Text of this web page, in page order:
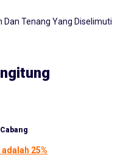
Dan Tenang Yang Diselimuti
ngitung
25%